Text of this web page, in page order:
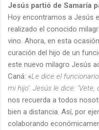
Jesús partió de Samaría
Hoy encontramos a Jesús
realizado el conocido
vino. Ahora, en esta
curación del hijo de un
este nuevo milagro Jesús
Caná: «Le dice el
mi hijo’. Jesús le dice: ‘Vete,
nos recuerda a todos
bien a distancia. Así, por
colaborando